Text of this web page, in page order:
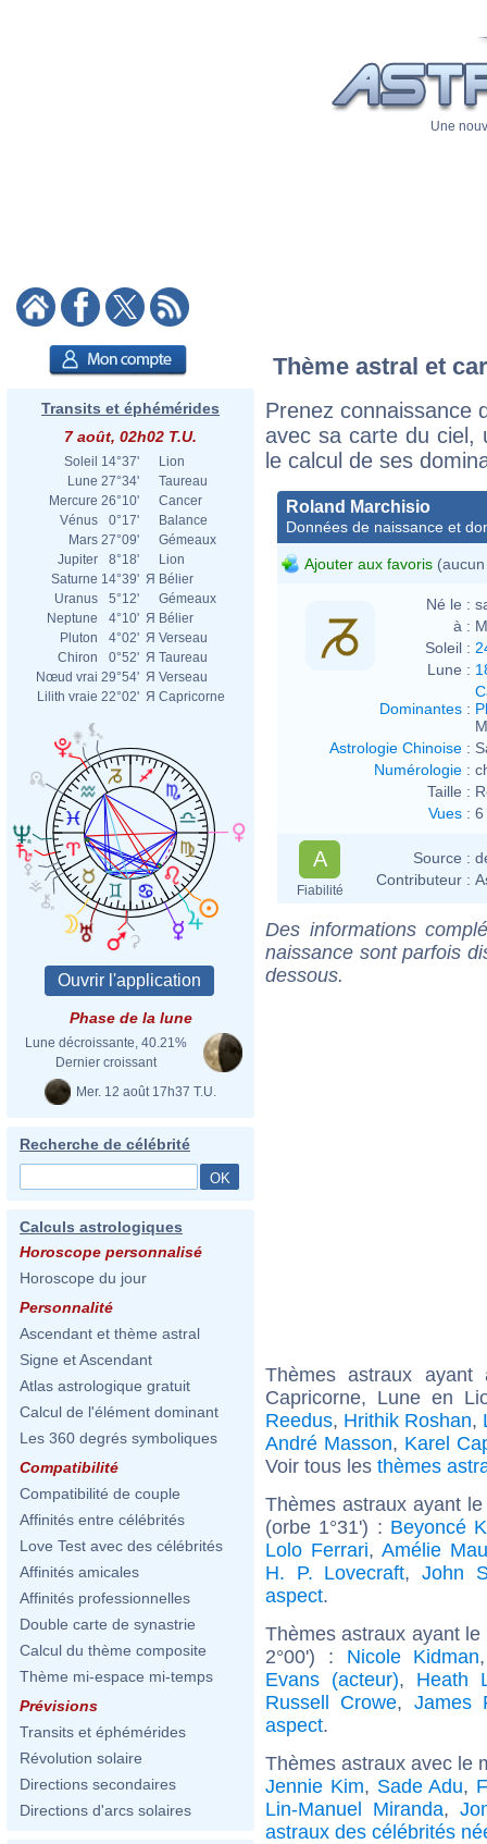
Une
Transits et éphémérides
7 août, 02h02 T.U.
Soleil 14°37'
Lion
Lune 27°34'
Taureau
Mercure 26°10'
Cancer
Vénus
0°17'
Balance
Mars 27°09'
Gémeaux
Jupiter
8°18'
Lion
Saturne 14°39' Я Bélier
Uranus
5°12'
Gémeaux
Neptune
4°10' Я Bélier
Pluton
4°02' Я Verseau
Chiron
0°52' Я Taureau
Nœud vrai 29°54' Я Verseau
Lilith vraie 22°02' Я Capricorne
Phase de la lune
Lune décroissante, 40.21%
Dernier croissant
Mer. 12 août 17h37 T.U.
Recherche de célébrité
Calculs astrologiques
Horoscope personnalisé
Horoscope du jour
Personnalité
Ascendant et thème astral
Signe et Ascendant
Atlas astrologique gratuit
Calcul de l'élément dominant
Les 360 degrés symboliques
Compatibilité
Compatibilité de couple
Affinités entre célébrités
Love Test avec des célébrités
Affinités amicales
Affinités professionnelles
Double carte de synastrie
Calcul du thème composite
Thème mi-espace mi-temps
Prévisions
Transits et éphémérides
Révolution solaire
Directions secondaires
Directions d'arcs solaires
Thème astral et
Prenez connaissance
avec sa carte du ciel,
le calcul de ses
Roland Marchisio
Données de naissance et
Ajouter aux favoris
Né le :
à :
Soleil :
Lune :
Dominantes :
Astrologie Chinoise :
Numérologie :
Taille :
Vues : 6
A
Fiabilité
Source :
Contributeur :
Des informations
naissance sont parfois
dessous.
Thèmes astraux
Capricorne, Lune en
Reedus, Hrithik Roshan,
André Masson, Karel
Voir tous les thèmes
Thèmes astraux ayant
(orbe 1°31') : Beyoncé
Lolo Ferrari,Amélie
H. P. Lovecraft,John
aspect.
Thèmes astraux ayant
2°00') : Nicole Kidman
Evans (acteur), Heath
Russell Crowe, James
aspect.
Thèmes astraux avec le
Jennie Kim, Sade Adu,
Lin-Manuel Miranda,
astraux des célébrités